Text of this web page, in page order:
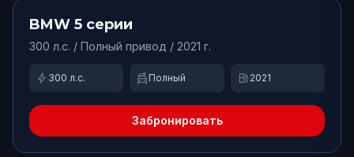
Доступно
BMW 5 серии
300 л.с. / Полный привод / 2021 г.
bolt 300 л.с. swap_driving_apps Полный local_gas_station 2021
Забронировать
от42000₽/сут.